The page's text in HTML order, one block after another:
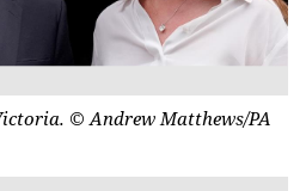
© Andrew Matthews/PA